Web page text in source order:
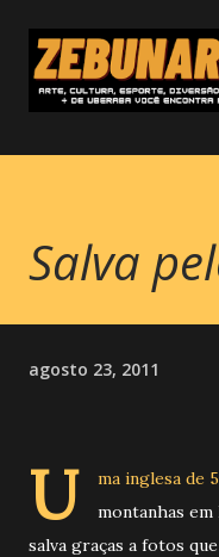
Pular
Salva
agosto 23, 2011
U
ma inglesa de
montanhas
salva graças a fotos